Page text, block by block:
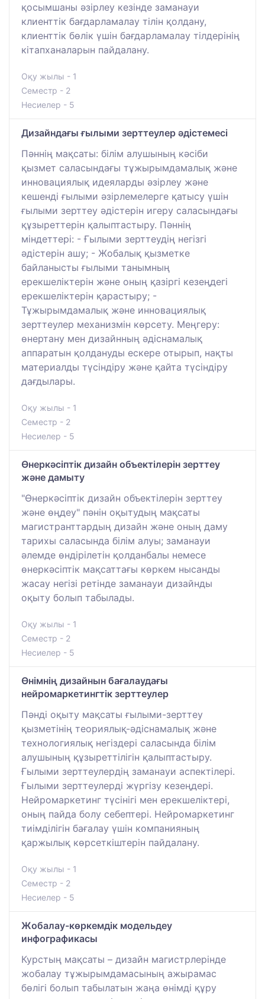
қосымшаны әзірлеу кезінде заманауи
клиенттік бағдарламалау тілін қолдану,
клиенттік бөлік үшін бағдарламалау тілдерінің
кітапханаларын пайдалану.
Оқу жылы - 1
Семестр - 2
Несиелер - 5
Дизайндағы ғылыми зерттеулер әдістемесі
Пәннің мақсаты: білім алушының кәсіби
қызмет саласындағы тұжырымдамалық және
инновациялық идеяларды әзірлеу және
кешенді ғылыми әзірлемелерге қатысу үшін
ғылыми зерттеу әдістерін игеру саласындағы
құзыреттерін қалыптастыру. Пәннің
міндеттері: - Ғылыми зерттеудің негізгі
әдістерін ашу; - Жобалық қызметке
байланысты ғылыми танымның
ерекшеліктерін және оның қазіргі кезеңдегі
ерекшеліктерін қарастыру; -
Тұжырымдамалық және инновациялық
зерттеулер механизмін көрсету. Меңгеру:
өнертану мен дизайнның әдіснамалық
аппаратын қолдануды ескере отырып, нақты
материалды түсіндіру және қайта түсіндіру
дағдылары.
Оқу жылы - 1
Семестр - 2
Несиелер - 5
Өнеркәсіптік дизайн объектілерін зерттеу
және дамыту
"Өнеркәсіптік дизайн объектілерін зерттеу
және өңдеу" пәнін оқытудың мақсаты
магистранттардың дизайн және оның даму
тарихы саласында білім алуы; заманауи
әлемде өндірілетін қолданбалы немесе
өнеркәсіптік мақсаттағы көркем нысанды
жасау негізі ретінде заманауи дизайнды
оқыту болып табылады.
Оқу жылы - 1
Семестр - 2
Несиелер - 5
Өнімнің дизайнын бағалаудағы
нейромаркетингтік зерттеулер
Пәнді оқыту мақсаты ғылыми-зерттеу
қызметінің теориялық-әдіснамалық және
технологиялық негіздері саласында білім
алушының құзыреттілігін қалыптастыру.
Ғылыми зерттеулердің заманауи аспектілері.
Ғылыми зерттеулерді жүргізу кезеңдері.
Нейромаркетинг түсінігі мен ерекшеліктері,
оның пайда болу себептері. Нейромаркетинг
тиімділігін бағалау үшін компанияның
қаржылық көрсеткіштерін пайдалану.
Оқу жылы - 1
Семестр - 2
Несиелер - 5
Жобалау-көркемдік модельдеу
инфографикасы
Курстың мақсаты – дизайн магистрлерінде
жобалау тұжырымдамасының ажырамас
бөлігі болып табылатын жаңа өнімді құру